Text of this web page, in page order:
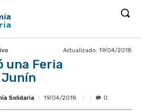
Actualizado: 19/04/2018
una Feria
Junín
Solidaria 19/04/2018 0